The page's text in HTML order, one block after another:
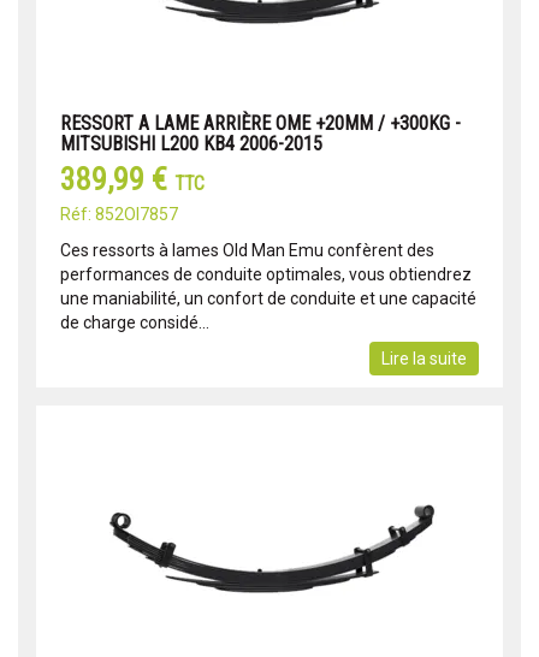
RESSORT A LAME ARRIÈRE OME +20MM / +300KG -
MITSUBISHI L200 KB4 2006-2015
389,99 € TTC
Réf: 852OI7857
Ces ressorts à lames Old Man Emu confèrent des
performances de conduite optimales, vous obtiendrez
une maniabilité, un confort de conduite et une capacité
de charge considé...
Lire la suite